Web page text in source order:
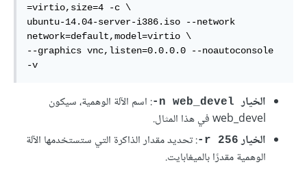
=virtio,size=4 -c \
ubuntu-14.04-server-i386.iso --network
network=default,model=virtio \
--graphics vnc,listen=0.0.0.0 --noautoconsole
-v
الخيار
: اسم الآلة الوهمية، سيكون
web_devel في هذا المثال.
الخيار ‎ -r 256: تحديد مقدار الذاكرة التي ستستخدمها الآلة
الوهمية مقدرًا بالميغابايت.